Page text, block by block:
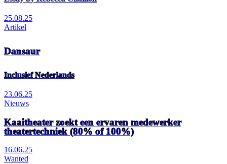
25.08.25
Artikel
Dansaur
Inclusief Nederlands
23.06.25
Nieuws
Kaaitheater zoekt een ervaren medewerker
theatertechniek (80% of 100%)
16.06.25
Wanted